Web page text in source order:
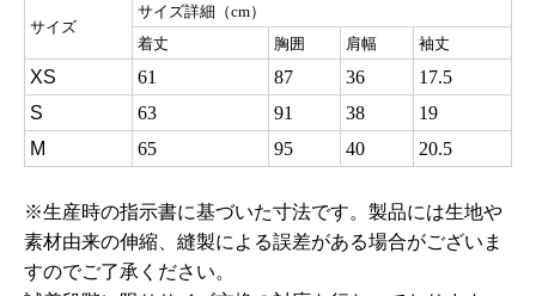
サイズ
サイズ詳細（cm）
着丈
胸囲 肩幅 袖丈
XS 61 87 36
17.5
S
63 91 38
19
M
65 95 40 20.5
※生産時の指示書に基づいた寸法です。製品には生地や
素材由来の伸縮、縫製による誤差がある場合がございま
すのでご了承ください。